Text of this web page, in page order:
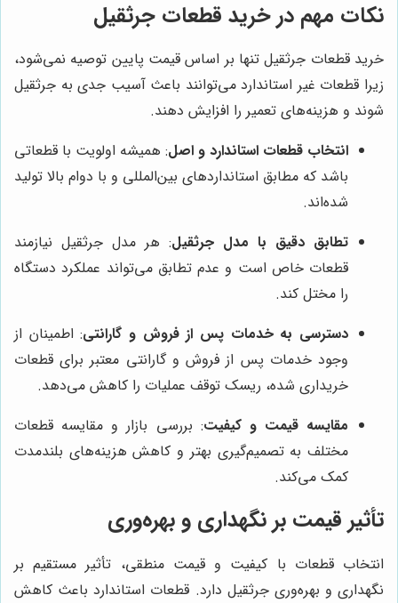
نکات مهم در خرید قطعات جرثقیل
خرید قطعات جرثقیل تنها بر اساس قیمت پایین توصیه نمی‌شود،
زیرا قطعات غیر استاندارد می‌توانند باعث آسیب جدی به جرثقیل
شوند و هزینه‌های تعمیر را افزایش دهند.
انتخاب قطعات استاندارد و اصل: همیشه اولویت با قطعاتی
باشد که مطابق استانداردهای بین‌المللی و با دوام بالا تولید
شده‌اند.
تطابق دقیق با مدل جرثقیل: هر مدل جرثقیل نیازمند
قطعات خاص است و عدم تطابق می‌تواند عملکرد دستگاه
را مختل کند.
دسترسی به خدمات پس از فروش و گارانتی: اطمینان از
وجود خدمات پس از فروش و گارانتی معتبر برای قطعات
خریداری شده، ریسک توقف عملیات را کاهش می‌دهد.
مقایسه قیمت و کیفیت: بررسی بازار و مقایسه قطعات
مختلف به تصمیم‌گیری بهتر و کاهش هزینه‌های بلندمدت
کمک می‌کند.
تأثیر قیمت بر نگهداری و بهره‌وری
انتخاب قطعات با کیفیت و قیمت منطقی، تأثیر مستقیم بر
نگهداری و بهره‌وری جرثقیل دارد. قطعات استاندارد باعث کاهش